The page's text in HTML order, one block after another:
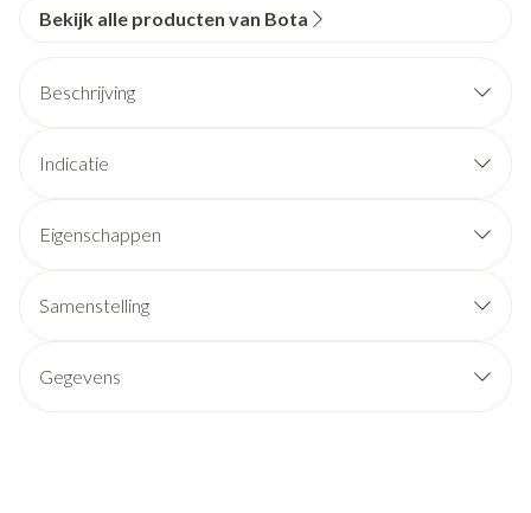
Bekijk alle producten van Bota
Beschrijving
Indicatie
Eigenschappen
Samenstelling
Gegevens